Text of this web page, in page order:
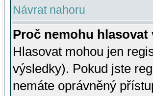
Návrat nahoru
Proč nemohu hlasovat
Hlasovat mohou jen
výsledky). Pokud jste
nemáte oprávněný